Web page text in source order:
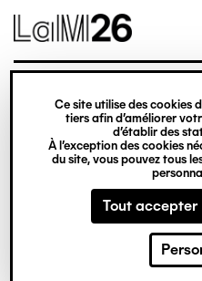
Gestion des cookies
Ce site utilise des cookies
tiers afin d’améliorer
d’établir des
À l’exception des cookies
du site, vous pouvez tous
Tout accepter
contenu